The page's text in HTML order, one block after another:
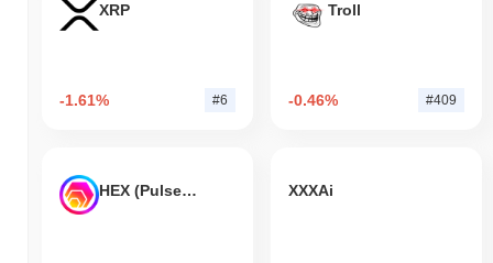
XRP
-1.61% #6
Troll
-0.46% #409
HEX (Pulsechain) XXXAi